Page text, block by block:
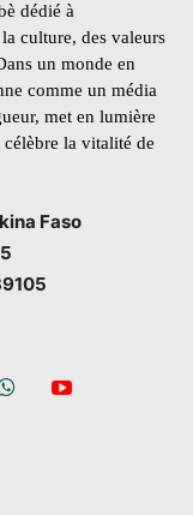
dédié à
culture, des valeurs
un monde en
comme un média
met en lumière
la vitalité de
Faso